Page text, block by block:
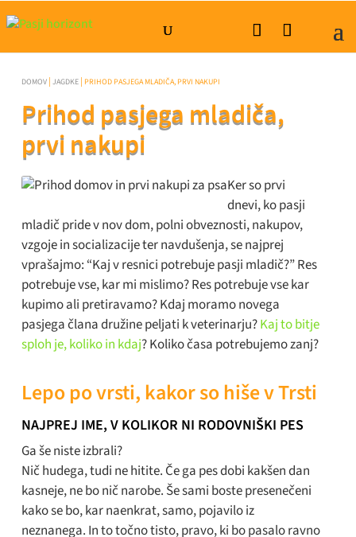
DOMOV| JAGDKE| PRIHOD PASJEGA MLADIČA, PRVI NAKUPI
Prihod pasjega mladiča,
prvi nakupi
Ker so prvi
dnevi, ko pasji
mladič pride v nov dom, polni obveznosti, nakupov,
vzgoje in socializacije ter navdušenja, se najprej
vprašajmo: “Kaj v resnici potrebuje pasji mladič?” Res
potrebuje vse, kar mi mislimo? Res potrebuje vse kar
kupimo ali pretiravamo? Kdaj moramo novega
pasjega člana družine peljati k veterinarju?Kaj to bitje
sploh je, koliko in kdaj? Koliko časa potrebujemo zanj?
Lepo po vrsti, kakor so hiše v Trsti
NAJPREJ IME, V KOLIKOR NI RODOVNIŠKI PES
Ga še niste izbrali?
Nič hudega, tudi ne hitite. Če ga pes dobi kakšen dan
kasneje, ne bo nič narobe. Še sami boste presenečeni
kako se bo, kar naenkrat, samo, pojavilo iz
neznanega. In to točno tisto, pravo, ki bo pasalo ravno